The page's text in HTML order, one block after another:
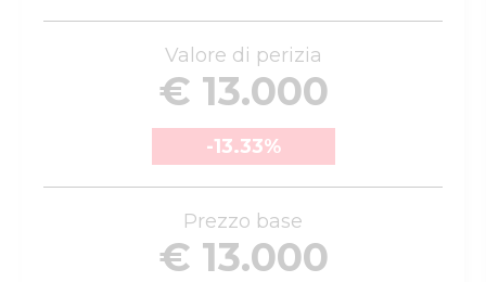
Valore di perizia
€ 13.000
-13.33%
Prezzo base
€ 13.000